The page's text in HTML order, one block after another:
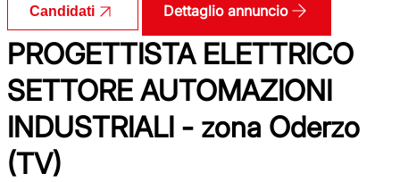
Candidati Dettaglio annuncio
PROGETTISTA ELETTRICO
SETTORE AUTOMAZIONI
INDUSTRIALI - zona Oderzo
(TV)